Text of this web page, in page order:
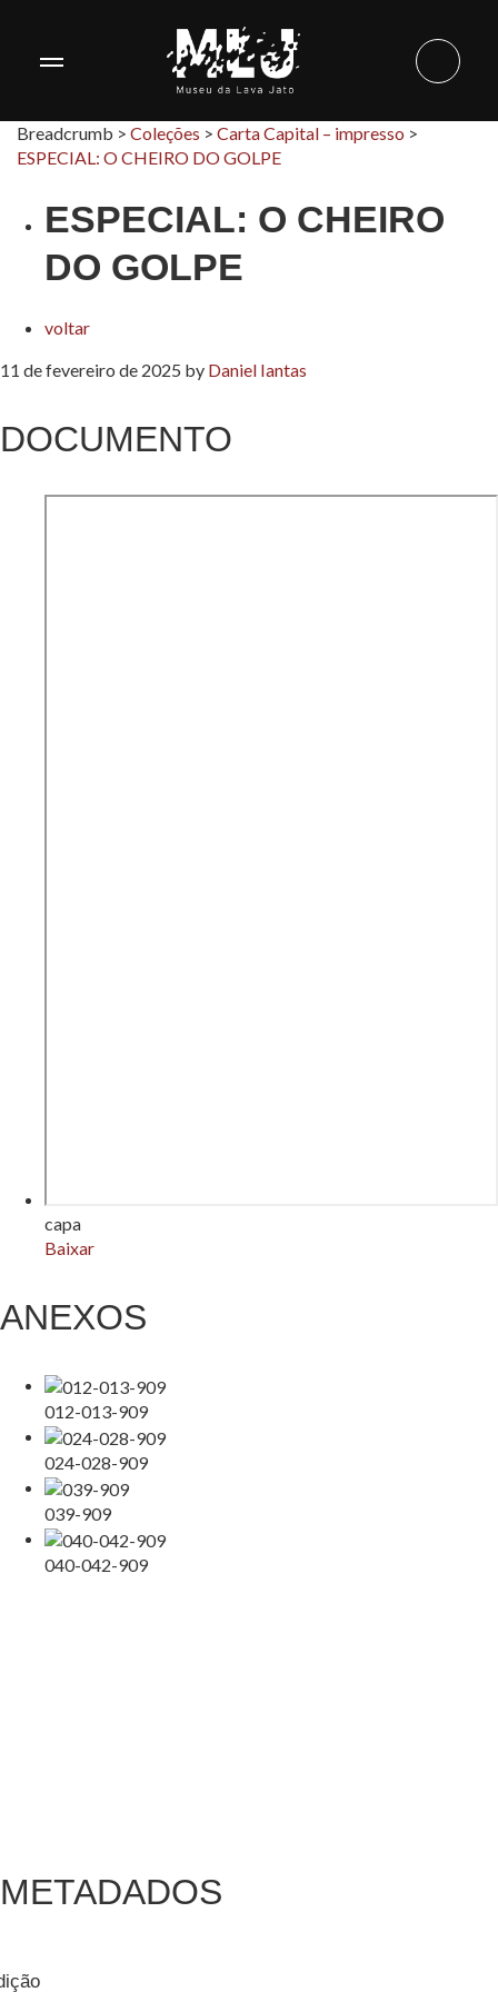
Breadcrumb > Coleções > Carta Capital – impresso >
ESPECIAL: O CHEIRO DO GOLPE
ESPECIAL: O CHEIRO
DO GOLPE
voltar
11 de fevereiro de 2025 by Daniel Iantas
DOCUMENTO
capa
Baixar
ANEXOS
012-013-909
024-028-909
039-909
040-042-909
METADADOS